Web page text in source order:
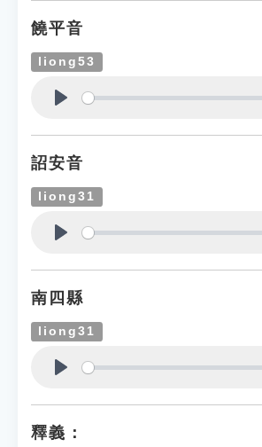
饒平音
liong53
詔安音
liong31
南四縣
liong31
釋義：